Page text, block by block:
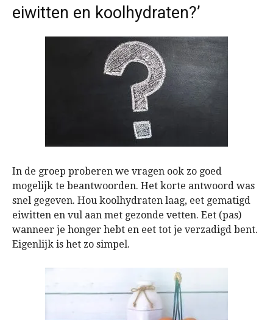
eiwitten en koolhydraten?’
In de groep proberen we vragen ook zo goed
mogelijk te beantwoorden. Het korte antwoord was
snel gegeven. Hou koolhydraten laag, eet gematigd
eiwitten en vul aan met gezonde vetten. Eet (pas)
wanneer je honger hebt en eet tot je verzadigd bent.
Eigenlijk is het zo simpel.